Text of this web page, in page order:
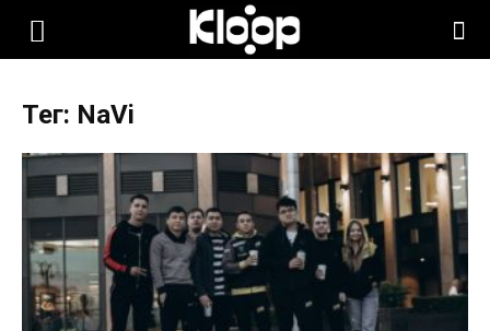
KLOOP.KG
Новости
Кыргызстана
Тег: NaVi